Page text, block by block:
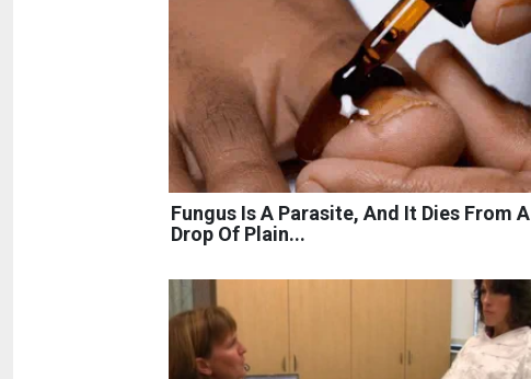
Fungus Is A Parasite, And It Dies From A
Drop Of Plain...